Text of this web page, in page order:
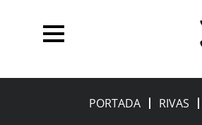
PORTADA RIVAS